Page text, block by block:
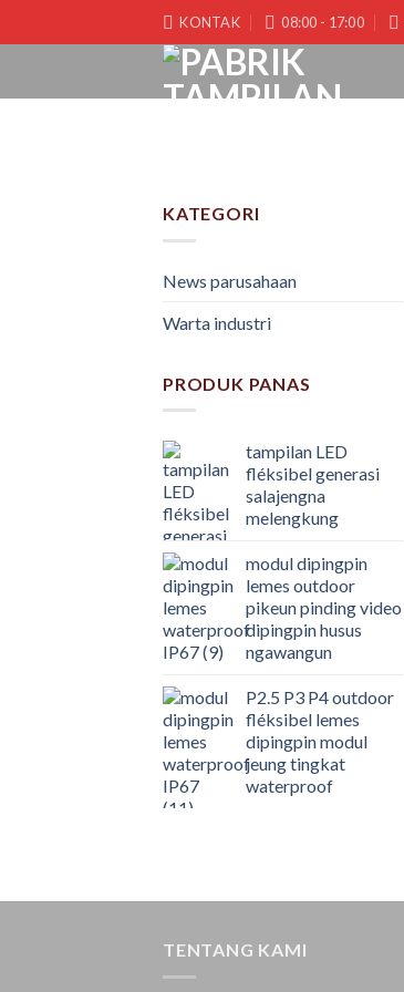
kana
KONTAK 08:00 - 17:00
KATEGORI
News parusahaan
Warta industri
PRODUK PANAS
tampilan LED
fléksibel generasi
salajengna
melengkung
modul dipingpin
lemes outdoor
pikeun pinding video
dipingpin husus
ngawangun
P2.5 P3 P4 outdoor
fléksibel lemes
dipingpin modul
jeung tingkat
waterproof
TENTANG KAMI